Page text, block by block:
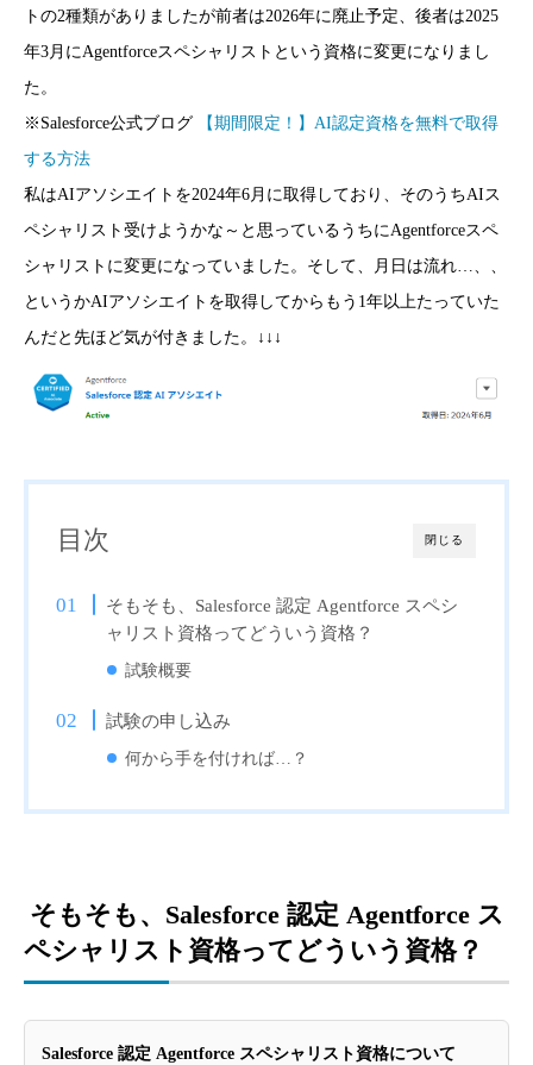
トの2種類がありましたが前者は2026年に廃止予定、後者は2025
年3月にAgentforceスペシャリストという資格に変更になりまし
た。
※Salesforce公式ブログ
【期間限定！】AI認定資格を無料で取得
する方法
私はAIアソシエイトを2024年6月に取得しており、そのうちAIス
ペシャリスト受けようかな～と思っているうちにAgentforceスペ
シャリストに変更になっていました。そして、月日は流れ…、、
というかAIアソシエイトを取得してからもう1年以上たっていた
んだと先ほど気が付きました。↓↓↓
閉じる
目次
そもそも、Salesforce 認定 Agentforce スペシ
ャリスト資格ってどういう資格？
試験概要
試験の申し込み
何から手を付ければ…？
そもそも、Salesforce 認定 Agentforce ス
ペシャリスト資格ってどういう資格？
Salesforce 認定 Agentforce スペシャリスト資格について